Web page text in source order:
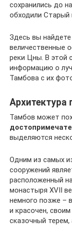
сохранились до
обходили Старый
Здесь вы
величественные
реки Цны. В этой
информацию о
Тамбова с их
Архитектура
Тамбов может
выделяются
Одним из самых
сооружений
расположенный
монастыря XVII
немного позже –
и красочен,
сказочный терем,